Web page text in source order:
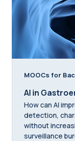
MOOCs for
AI in
How can AI
detection,
without
surveillance